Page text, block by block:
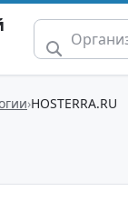
HOSTERRA.RU